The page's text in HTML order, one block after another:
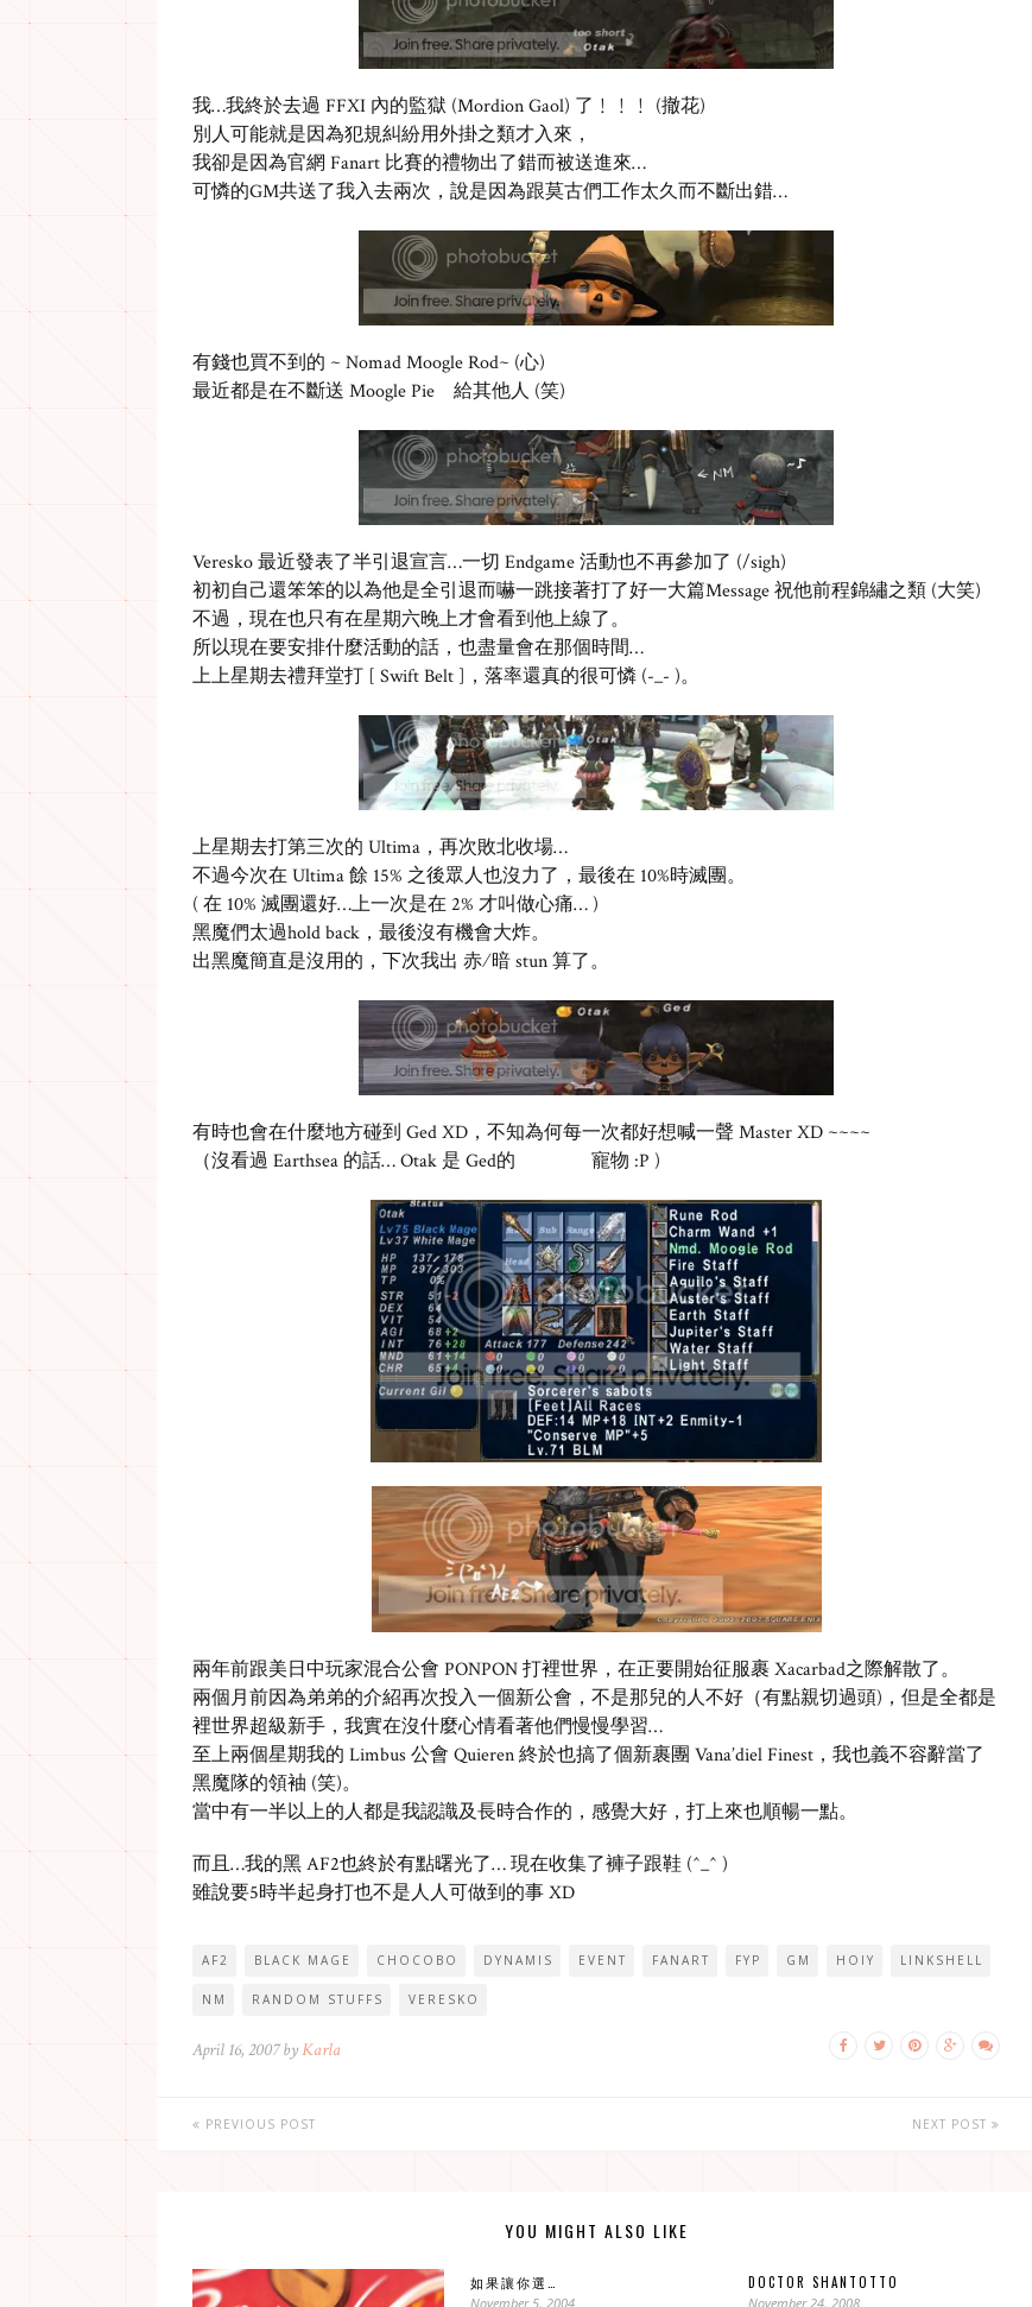
我…我終於去過 FFXI 內的監獄 (Mordion Gaol) 了﹗﹗﹗ (撤花)
別人可能就是因為犯規糾紛用外掛之類才入來，
我卻是因為官網 Fanart 比賽的禮物出了錯而被送進來…
可憐的GM共送了我入去兩次，說是因為跟莫古們工作太久而不斷出錯…
有錢也買不到的 ~ Nomad Moogle Rod~ (心)
最近都是在不斷送 Moogle Pie 給其他人 (笑)
Veresko 最近發表了半引退宣言…一切 Endgame 活動也不再參加了 (/sigh)
初初自己還笨笨的以為他是全引退而嚇一跳接著打了好一大篇Message 祝他前程錦繡之類 (大笑)
不過，現在也只有在星期六晚上才會看到他上線了。
所以現在要安排什麼活動的話，也盡量會在那個時間…
上上星期去禮拜堂打 [ Swift Belt ]，落率還真的很可憐 (-_- )。
上星期去打第三次的 Ultima，再次敗北收場…
不過今次在 Ultima 餘 15% 之後眾人也沒力了，最後在 10%時滅團。
( 在 10% 滅團還好…上一次是在 2% 才叫做心痛… )
黑魔們太過hold back，最後沒有機會大炸。
出黑魔簡直是沒用的，下次我出 赤∕暗 stun 算了。
有時也會在什麼地方碰到 Ged XD，不知為何每一次都好想喊一聲 Master XD ~~~~
（沒看過 Earthsea 的話… Otak 是 Ged的 寵物 :P )
兩年前跟美日中玩家混合公會 PONPON 打裡世界，在正要開始征服裹 Xacarbad之際解散了。
兩個月前因為弟弟的介紹再次投入一個新公會，不是那兒的人不好（有點親切過頭)，但是全都是
裡世界超級新手，我實在沒什麼心情看著他們慢慢學習…
至上兩個星期我的 Limbus 公會 Quieren 終於也搞了個新裹團 Vana’diel Finest，我也義不容辭當了
黑魔隊的領袖 (笑)。
當中有一半以上的人都是我認識及長時合作的，感覺大好，打上來也順暢一點。
而且…我的黑 AF2也終於有點曙光了… 現在收集了褲子跟鞋 (^_^ )
雖說要5時半起身打也不是人人可做到的事 XD
AF2 BLACK MAGE CHOCOBO DYNAMIS EVENT FANART FYP GM HOIY LINKSHELL
NM RANDOM STUFFS VERESKO
April 16, 2007 byKarla
PREVIOUS POST NEXT POST
YOU MIGHT ALSO LIKE
如果讓你選…
November 5, 2004
DOCTOR SHANTOTTO
November 24, 2008